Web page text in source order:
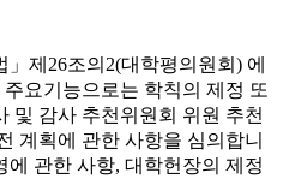
제26조의2(대학평의원회) 에
요기능으로는 학칙의 제정 또
및 감사 추천위원회 위원 추천
계획에 관한 사항을 심의합니
관한 사항, 대학헌장의 제정